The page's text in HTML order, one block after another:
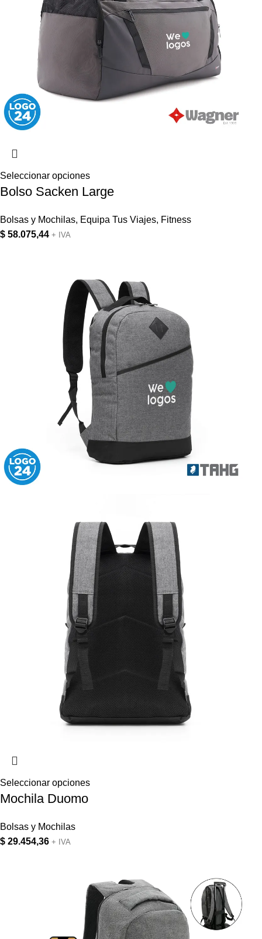
Seleccionar opciones
Bolso Sacken Large
Bolsas y Mochilas, Equipa Tus Viajes, Fitness
$ 58.075,44 + IVA
Seleccionar opciones
Mochila Duomo
Bolsas y Mochilas
$ 29.454,36 + IVA